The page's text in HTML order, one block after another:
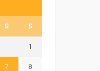
S S
1
7 8